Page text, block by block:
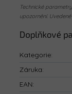
Technické
upozornění.
Doplňkové
Kategorie:
Záruka:
EAN: